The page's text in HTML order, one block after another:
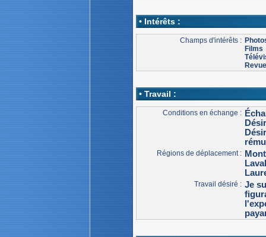
• Intérêts :
Champs d'intérêts :
Films
• Travail :
Conditions en échange :
Régions de déplacement :
Travail désiré : Je